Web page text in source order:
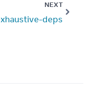
NEXT
deps